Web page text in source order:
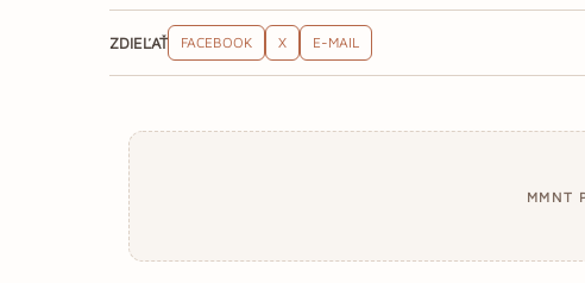
ZDIEĽAŤ FACEBOOK X E-MAIL
MMNT